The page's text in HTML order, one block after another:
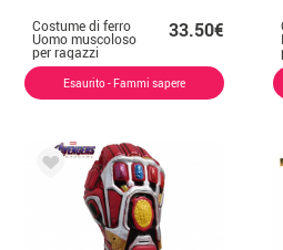
Costume di ferro
Uomo muscoloso
per ragazzi
33.50€
Esaurito - Fammi sapere